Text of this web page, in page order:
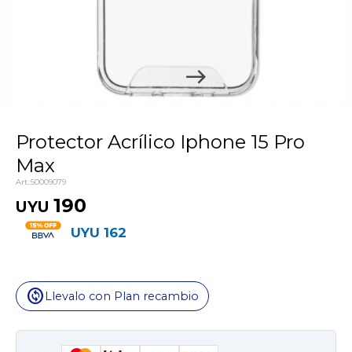
Protector Acrílico Iphone 15 Pro
Max
50009079
UYU 190
UYU 162
change_circleLlevalo con Plan recambio